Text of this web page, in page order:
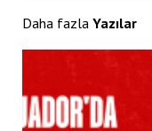
Daha fazla Yazılar